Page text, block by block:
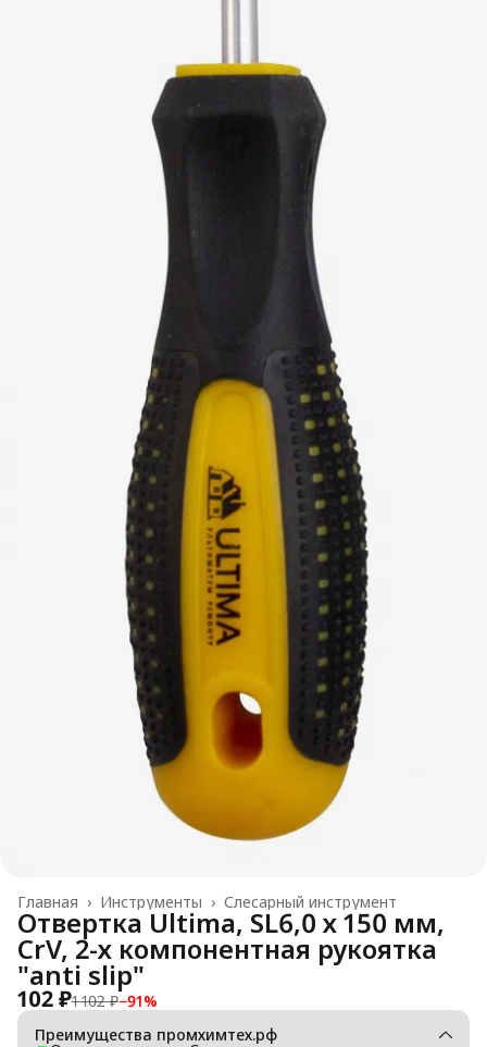
Слесарный инструмент
Инструменты ›
Главная ›
Отвертка Ultima, SL6,0 х 150 мм,
CrV, 2-х компонентная рукоятка
"anti slip"
102 ₽1 102 ₽−91%
Преимущества промхимтех.рф